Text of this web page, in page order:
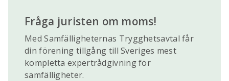
Fråga juristen om moms!
Med Samfälligheternas Trygghetsavtal får
din förening tillgång till Sveriges mest
kompletta expertrådgivning för
samfälligheter.